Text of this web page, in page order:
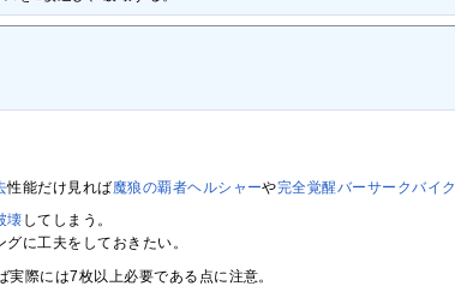
性能だけ見れば魔狼の覇者ヘルシャーや完全覚醒バーサークバイク
壊 してしまう。
に工夫をしておきたい。
実際には7枚以上必要である点に注意。